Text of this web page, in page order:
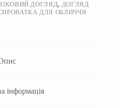
ДОГЛЯД, ДОГЛЯД
ДЛЯ ОБЛИЧЧЯ
інформація